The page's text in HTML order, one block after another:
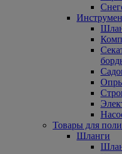
Товары для
Шланги